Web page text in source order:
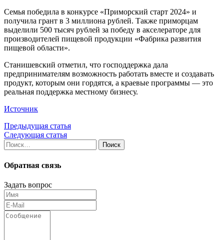
Семья победила в конкурсе «Приморский старт 2024» и
получила грант в 3 миллиона рублей. Также приморцам
выделили 500 тысяч рублей за победу в акселераторе для
производителей пищевой продукции «Фабрика развития
пищевой области».
Станишевский отметил, что господдержка дала
предпринимателям возможность работать вместе и создавать
продукт, которым они гордятся, а краевые программы — это
реальная поддержка местному бизнесу.
Источник
Предыдущая статья
Следующая статья
Найти:
Обратная связь
Задать вопрос